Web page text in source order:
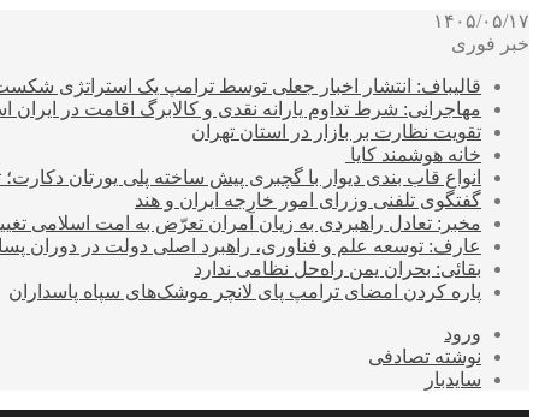
۱۴۰۵/۰۵/۱۷
خبر فوری
قالیباف: انتشار اخبار جعلی توسط ترامپ یک استراتژی
مهاجرانی: شرط تداوم یارانه نقدی و کالابرگ اقامت در ایران
تقویت نظارت بر بازار در استان تهران
خانه هوشمند کایا
انواع قاب بندی دیوار با گچبری پیش ساخته پلی یورتان
گفتگوی تلفنی وزرای امور خارجه ایران و هند
مخبر: تعادل راهبردی به زیان آمران تعرّض به امت اسلامی
عارف: توسعه علم و فناوری، راهبرد اصلی دولت در دوران
بقائی: بحران یمن راه‌حل نظامی ندارد
پاره کردن امضای ترامپ پای لانچر موشک‌های سپاه پاسداران
ورود
نوشته تصادفی
سایدبار